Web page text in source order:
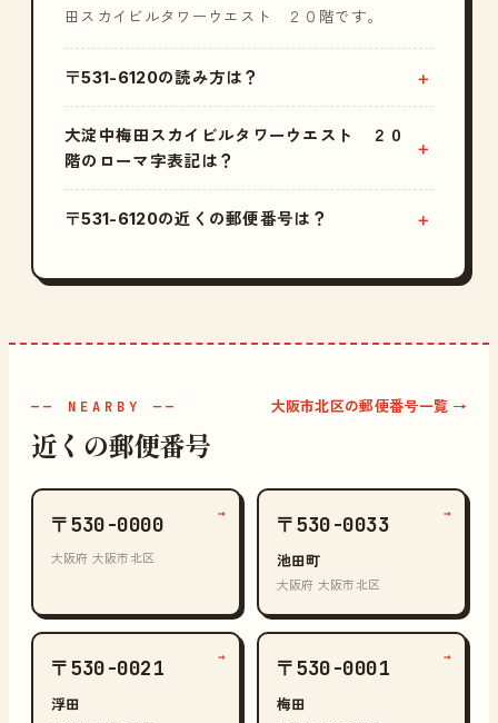
田スカイビルタワーウエスト ２０階です。
〒531-6120の読み方は？
大淀中梅田スカイビルタワーウエスト ２０
階のローマ字表記は？
〒531-6120の近くの郵便番号は？
—— NEARBY ——
近くの郵便番号
大阪市北区の郵便番号一覧 →
〒530-0000
大阪府 大阪市北区
→ 〒530-0033
池田町
大阪府 大阪市北区
→
〒530-0021
浮田
→ 〒530-0001
梅田
→